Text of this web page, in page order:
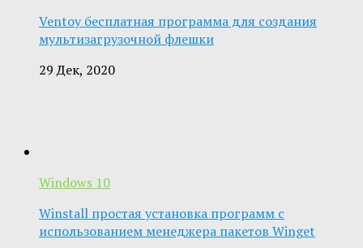
Ventoy бесплатная программа для создания
мультизагрузочной флешки
29 Дек, 2020
Windows 10
Winstall простая установка программ с
использованием менеджера пакетов Winget